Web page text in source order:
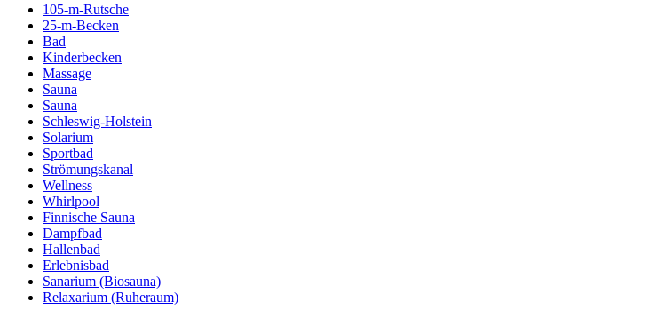
105-m-Rutsche
25-m-Becken
Bad
Kinderbecken
Massage
Sauna
Sauna
Schleswig-Holstein
Solarium
Sportbad
Strömungskanal
Wellness
Whirlpool
Finnische Sauna
Dampfbad
Hallenbad
Erlebnisbad
Sanarium (Biosauna)
Relaxarium (Ruheraum)